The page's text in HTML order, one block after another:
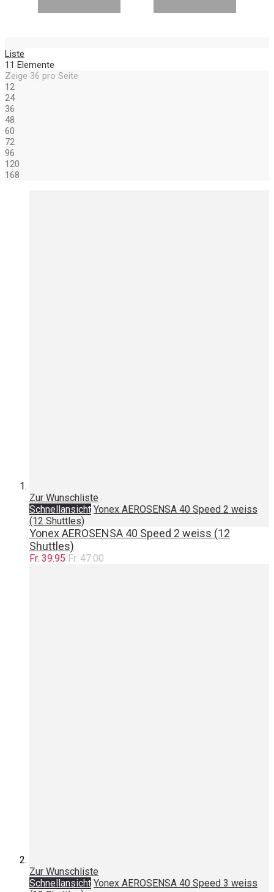
Liste
11 Elemente
Zeige 36 pro Seite
12
24
36
48
60
72
96
120
168
Zur Wunschliste
Schnellansicht Yonex AEROSENSA 40 Speed 2 weiss
(12 Shuttles)
Yonex AEROSENSA 40 Speed 2 weiss (12
Shuttles)
Fr. 39.95 Fr. 47.00
Zur Wunschliste
Schnellansicht Yonex AEROSENSA 40 Speed 3 weiss